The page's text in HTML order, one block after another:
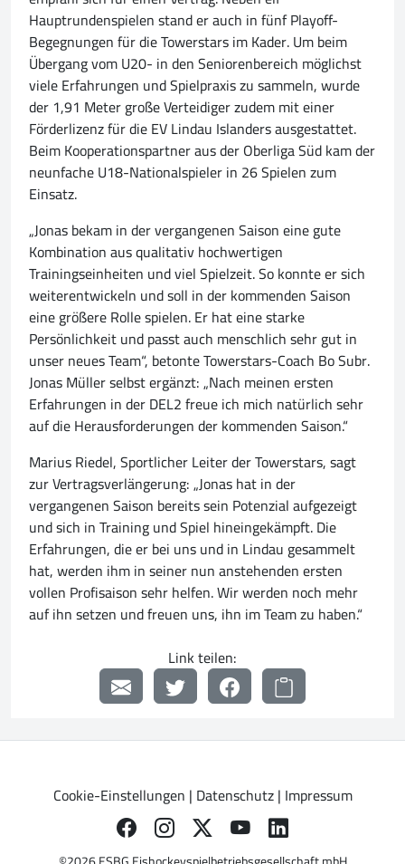
Hauptrundenspielen stand er auch in fünf Playoff-
Begegnungen für die Towerstars im Kader. Um beim
Übergang vom U20- in den Seniorenbereich möglichst
viele Erfahrungen und Spielpraxis zu sammeln, wurde
der 1,91 Meter große Verteidiger zudem mit einer
Förderlizenz für die EV Lindau Islanders ausgestattet.
Beim Kooperationspartner aus der Oberliga Süd kam der
neunfache U18-Nationalspieler in 26 Spielen zum
Einsatz.
„Jonas bekam in der vergangenen Saison eine gute
Kombination aus qualitativ hochwertigen
Trainingseinheiten und viel Spielzeit. So konnte er sich
weiterentwickeln und soll in der kommenden Saison
eine größere Rolle spielen. Er hat eine starke
Persönlichkeit und passt auch menschlich sehr gut in
unser neues Team“, betonte Towerstars-Coach Bo Subr.
Jonas Müller selbst ergänzt: „Nach meinen ersten
Erfahrungen in der DEL2 freue ich mich natürlich sehr
auf die Herausforderungen der kommenden Saison.“
Marius Riedel, Sportlicher Leiter der Towerstars, sagt
zur Vertragsverlängerung: „Jonas hat in der
vergangenen Saison bereits sein Potenzial aufgezeigt
und sich in Training und Spiel hineingekämpft. Die
Erfahrungen, die er bei uns und in Lindau gesammelt
hat, werden ihm in seiner nun anstehenden ersten
vollen Profisaison sehr helfen. Wir werden noch mehr
auf ihn setzen und freuen uns, ihn im Team zu haben.“
Link teilen:
Cookie-Einstellungen | Datenschutz| Impressum